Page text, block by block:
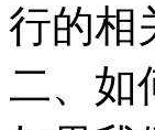
行的相
二、如